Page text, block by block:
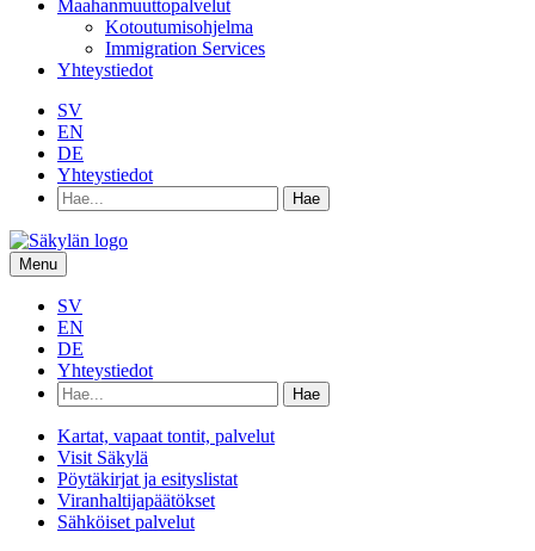
Maahanmuuttopalvelut
Kotoutumisohjelma
Immigration Services
Yhteystiedot
SV
EN
DE
Yhteystiedot
Hae
hakusanalla:
Menu
SV
EN
DE
Yhteystiedot
Hae
hakusanalla:
Kartat, vapaat tontit, palvelut
Visit Säkylä
Pöytäkirjat ja esityslistat
Viranhaltijapäätökset
Sähköiset palvelut